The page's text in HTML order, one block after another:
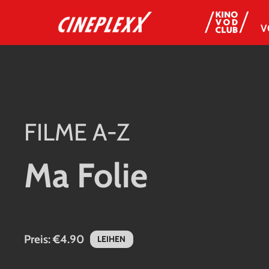
FILME A-Z
Ma Folie
Preis:€4.90 LEIHEN